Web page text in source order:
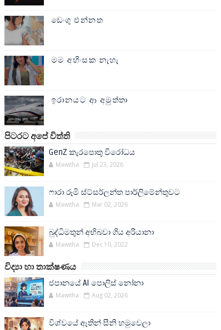
ඩෙංගු එන්නත
මම අහිංසක නැහැ
ඉරානයට ආ අමුත්තා
පිටරට අපේ විත්ති
GenZ කැරපොතු විරෝධය
Mawitha Jul 23, 2026
ෆාරා රූමි ස්ට්සර්ලන්ත පාර්ලිමේන්තුවට
Mawitha Mar 02, 2026
බුද්ධිමතුන් අභිබවා ගිය අරියානා
Mawitha Dec 10, 2022
විද්‍යා හා තාක්ෂණය
ජපානයේ AI පොලිස් නෝනා
Mawitha Aug 02, 2026
විශ්වයේ ඈතින් සීනි හමුවෙලා